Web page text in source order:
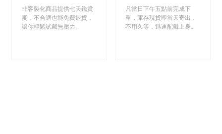
非客製化商品提供七天鑑賞
期，不合適也能免費退貨，
讓你輕鬆試戴無壓力。
凡當日下午五點前完成下
單，庫存現貨即當天寄出，
不用久等，迅速配戴上身。